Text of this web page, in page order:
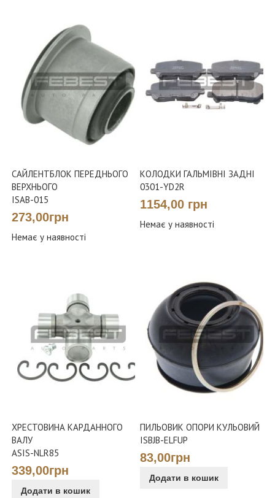
САЙЛЕНТБЛОК ПЕРЕДНЬОГО
ВЕРХНЬОГО
ISAB-015
273,00грн
Немає у наявності
КОЛОДКИ ГАЛЬМІВНІ ЗАДНІ
0301-YD2R
1154,00 грн
Немає у наявності
ХРЕСТОВИНА КАРДАННОГО
ВАЛУ
ASIS-NLR85
339,00грн
Додати в кошик
ПИЛЬОВИК ОПОРИ КУЛЬОВИЙ
ISBJB-ELFUP
83,00грн
Додати в кошик